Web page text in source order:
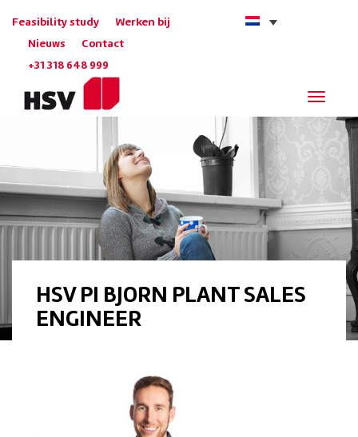
Feasibility study Werken bij
Nieuws Contact
+31 318 648 999
HSV PI BJORN PLANT SALES
ENGINEER